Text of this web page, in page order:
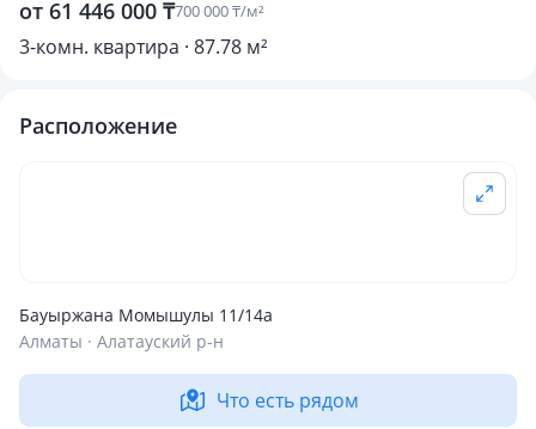
от 61 446 000 ₸700 000 ₸/м²
3-комн. квартира · 87.78 м²
Расположение
Бауыржана Момышулы 11/14а
Алматы · Алатауский р-н
Что есть рядом